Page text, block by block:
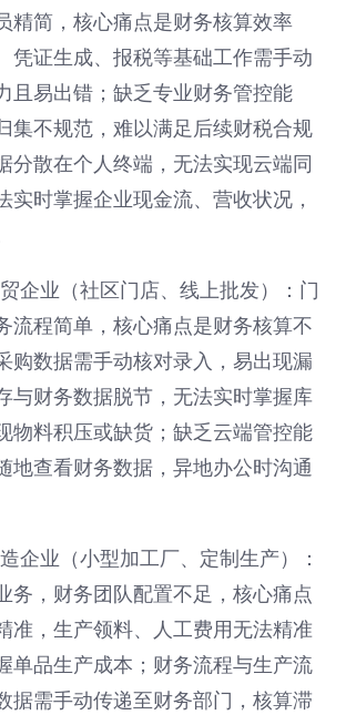
精简，核心痛点是财务核算效率
凭证生成、报税等基础工作需手动
且易出错；缺乏专业财务管控能
集不规范，难以满足后续财税合规
分散在个人终端，无法实现云端同
实时掌握企业现金流、营收状况，
企业（社区门店、线上批发）：门
流程简单，核心痛点是财务核算不
购数据需手动核对录入，易出现漏
与财务数据脱节，无法实时掌握库
物料积压或缺货；缺乏云端管控能
地查看财务数据，异地办公时沟通
企业（小型加工厂、定制生产）：
务，财务团队配置不足，核心痛点
准，生产领料、人工费用无法精准
单品生产成本；财务流程与生产流
据需手动传递至财务部门，核算滞